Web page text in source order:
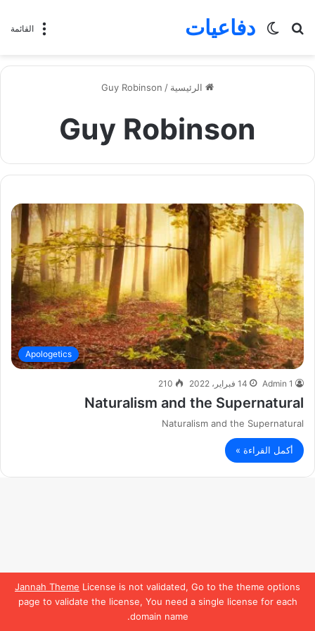
Jannah Theme License is not validated, Go to the theme options
page to validate the license, You need a single license for each
domain name.
القائمة دفاعيات
بحث
الوضع
الرئيسية /
Guy Robinson
Guy Robinson
Apologetics
Admin 1 14 فبراير، 2022 210
Naturalism and the Supernatural
Naturalism and the Supernatural
أكمل القراءة »